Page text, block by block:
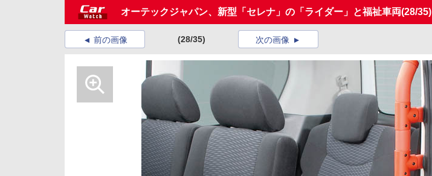
オーテックジャパン、新型「セレナ」の「ライダー」と福祉車両(28/35)
前の画像 (28/35) 次の画像